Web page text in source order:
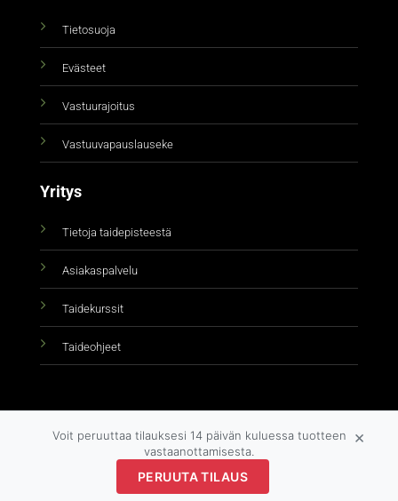
Tietosuoja
Evästeet
Vastuurajoitus
Vastuuvapauslauseke
Yritys
Tietoja taidepisteestä
Asiakaspalvelu
Taidekurssit
Taideohjeet
Copyright 2026 ©taidepiste.fi
Voit peruuttaa tilauksesi 14 päivän kuluessa tuotteen
vastaanottamisesta.
PERUUTA TILAUS
×